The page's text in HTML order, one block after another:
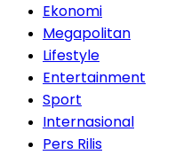
Ekonomi
Megapolitan
Lifestyle
Entertainment
Sport
Internasional
Pers Rilis